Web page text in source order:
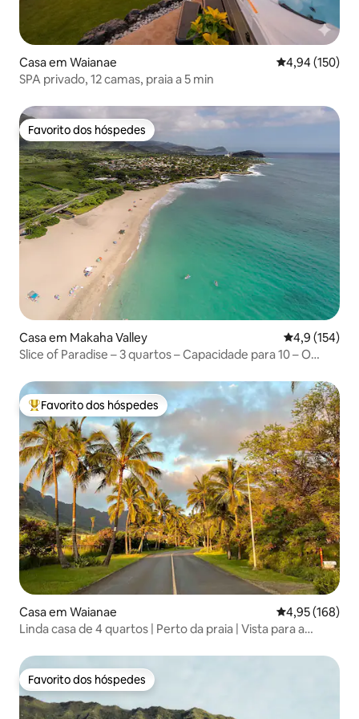
Casa em Waianae Classificação
4,94 (150)
SPA privado, 12 camas, praia a 5 min
Favorito dos hóspedes
Favorito dos hóspedes
Casa em Makaha Valley Classificação
4,9 (154)
Slice of Paradise – 3 quartos – Capacidade para 10 – O
Favoritos dos hóspedes mais apreciados
Favorito dos hóspedes
Casa em Waianae Classificação
4,95 (168)
Linda casa de 4 quartos | Perto da praia | Vista para a
Favorito dos hóspedes
Favorito dos hóspedes